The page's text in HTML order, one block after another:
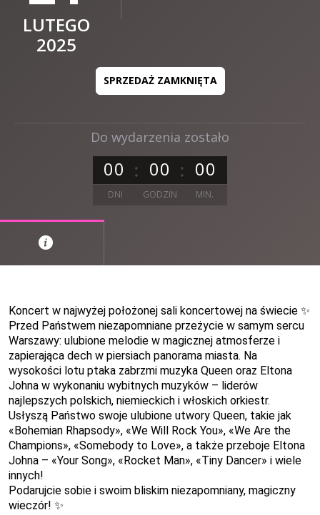
Do wydarzenia zostało
00 00 00
DNI GODZIN MIN.
LUTEGO
2025
SPRZEDAŻ ZAMKNIĘTA
Koncert w najwyżej położonej sali koncertowej na świecie ✨
Przed Państwem niezapomniane przeżycie w samym sercu
Warszawy: ulubione melodie w magicznej atmosferze i
zapierająca dech w piersiach panorama miasta. Na
wysokości lotu ptaka zabrzmi muzyka Queen oraz Eltona
Johna w wykonaniu wybitnych muzyków – liderów
najlepszych polskich, niemieckich i włoskich orkiestr.
Usłyszą Państwo swoje ulubione utwory Queen, takie jak
« Bohemian Rhapsody», «We Will Rock You», «We Are the
Champions», «Somebody to Love», a także przeboje Eltona
Johna – «Your Song», « Rocket Man», «Tiny Dancer» i wiele
innych!
Podarujcie sobie i swoim bliskim niezapomniany, magiczny
wieczór! ✨